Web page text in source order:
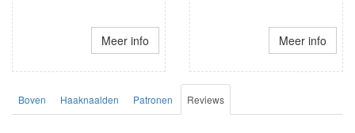
Meer info Meer info
Boven Haaknaalden Patronen Reviews